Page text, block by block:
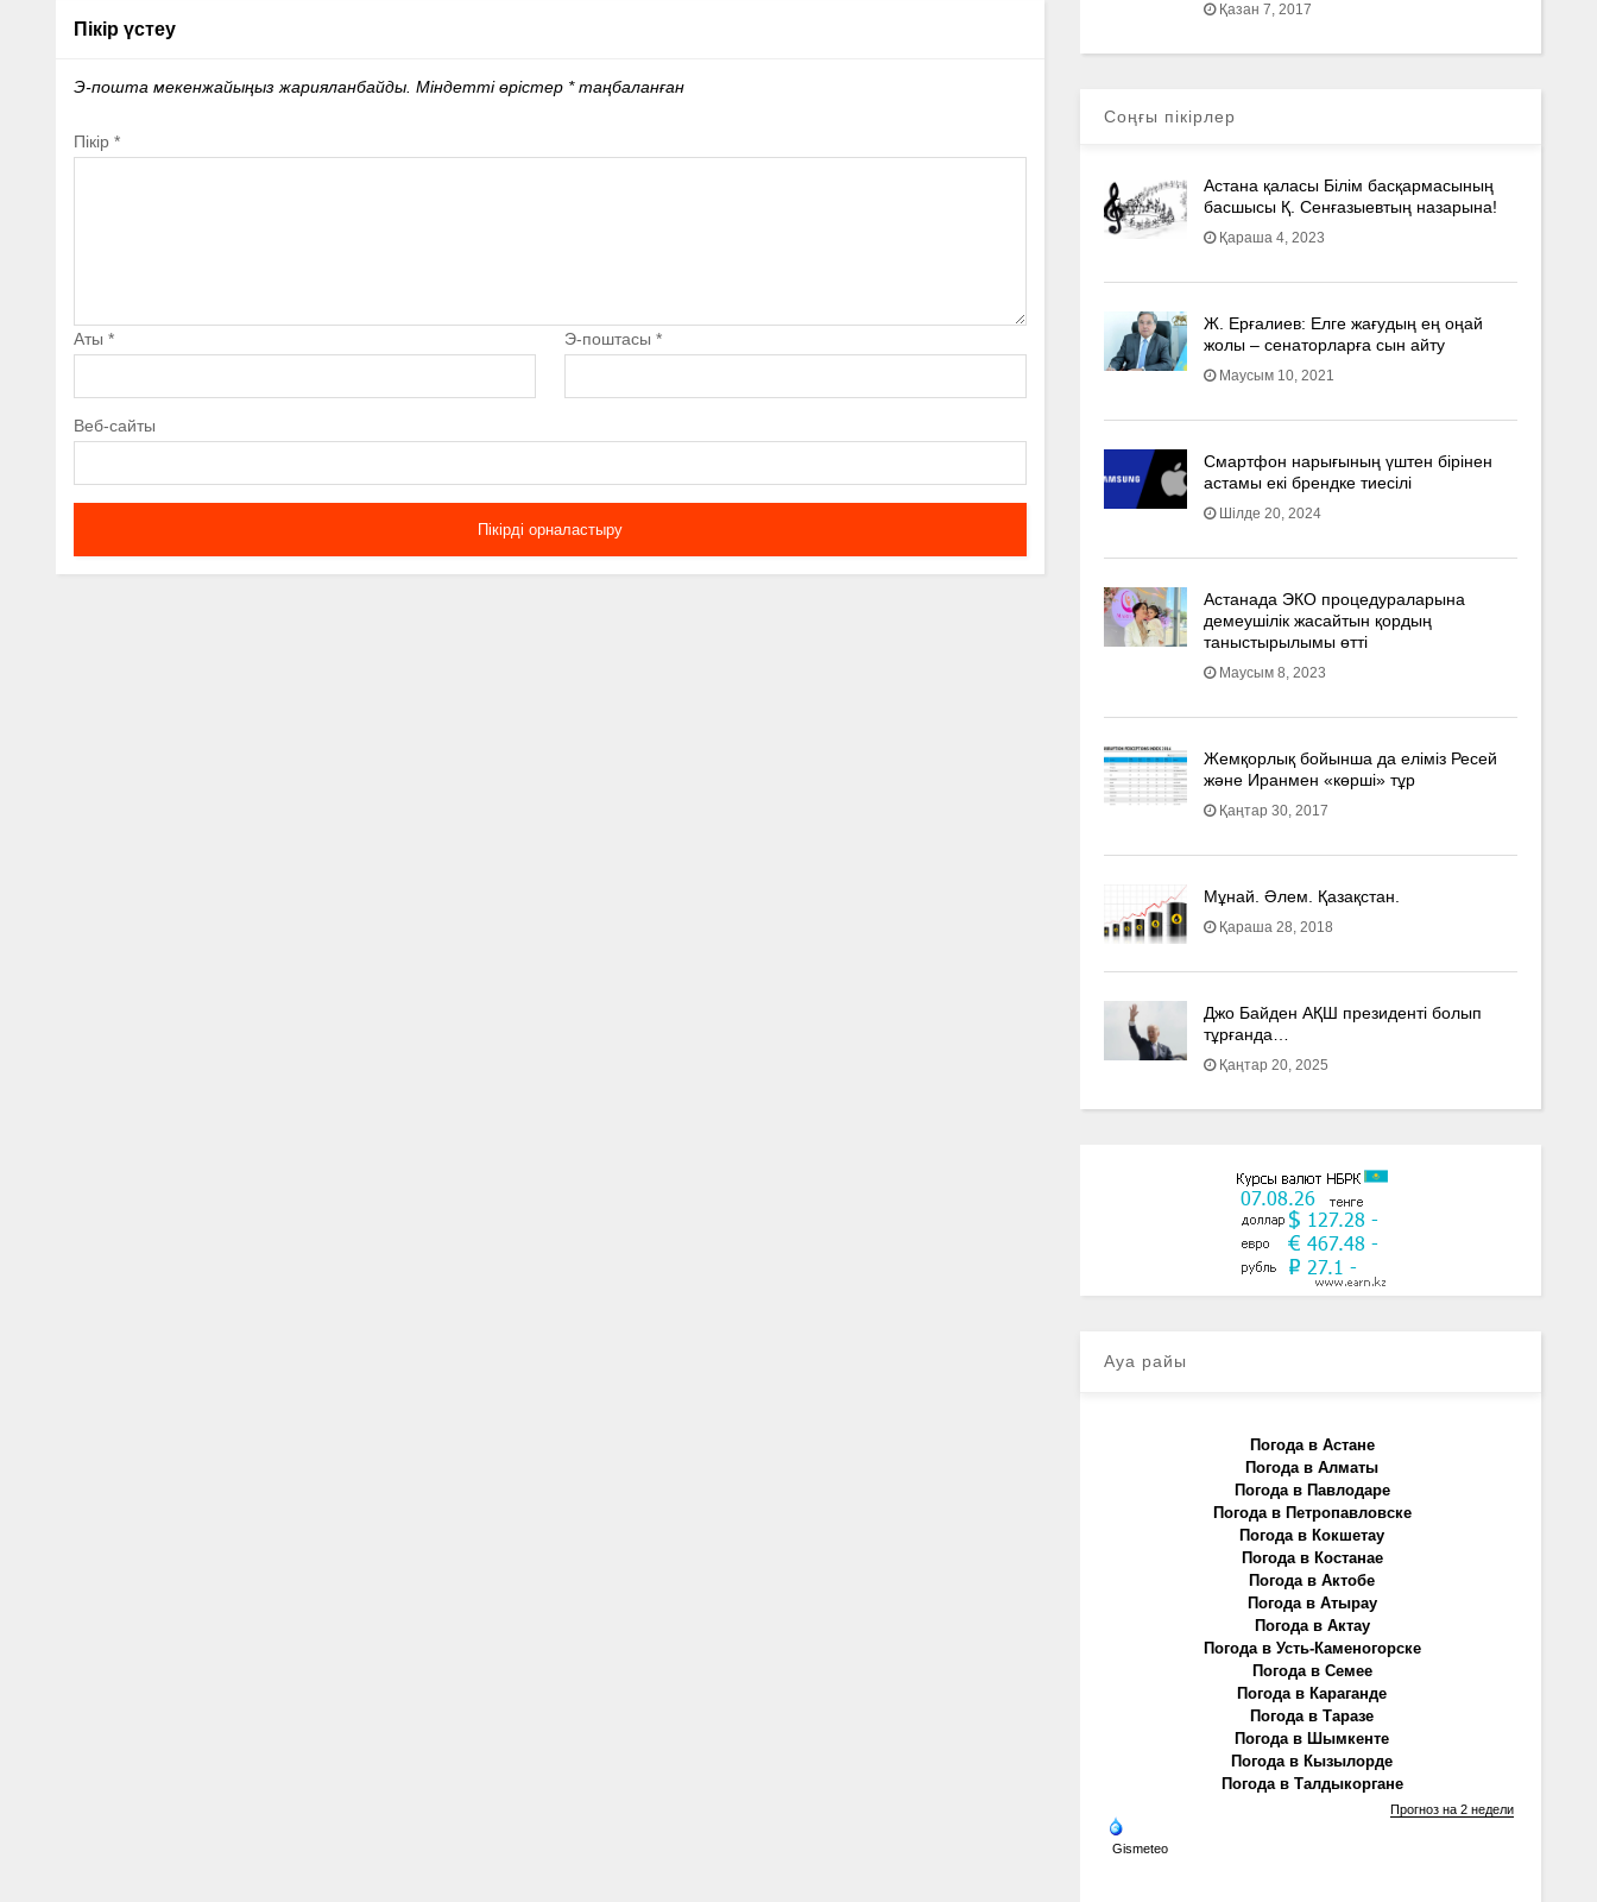
Пікір үстеу
Э-пошта мекенжайыңыз жарияланбайды.Міндетті өрістер *таңбаланған
Пікір*
Аты* Э-поштасы*
Веб-сайты
Қазан 7, 2017
Соңғы пікірлер
Астана қаласы Білім басқармасының
басшысы Қ. Сенғазыевтың назарына!
Қараша 4, 2023
Ж. Ерғалиев: Елге жағудың ең оңай
жолы – сенаторларға сын айту
Маусым 10, 2021
Смартфон нарығының үштен бірінен
астамы екі брендке тиесілі
Шілде 20, 2024
Астанада ЭКО процедураларына
демеушілік жасайтын қордың
таныстырылымы өтті
Маусым 8, 2023
Жемқорлық бойынша да еліміз Ресей
және Иранмен «көрші» тұр
Қаңтар 30, 2017
Мұнай. Әлем. Қазақстан.
Қараша 28, 2018
Джо Байден АҚШ президенті болып
тұрғанда…
Қаңтар 20, 2025
Ауа райы
Погода в Астане
Погода в Алматы
Погода в Павлодаре
Погода в Петропавловске
Погода в Кокшетау
Погода в Костанае
Погода в Актобе
Погода в Атырау
Погода в Актау
Погода в Усть-Каменогорске
Погода в Семее
Погода в Караганде
Погода в Таразе
Погода в Шымкенте
Погода в Кызылорде
Погода в Талдыкоргане
Gismeteo
Прогноз на 2 недели